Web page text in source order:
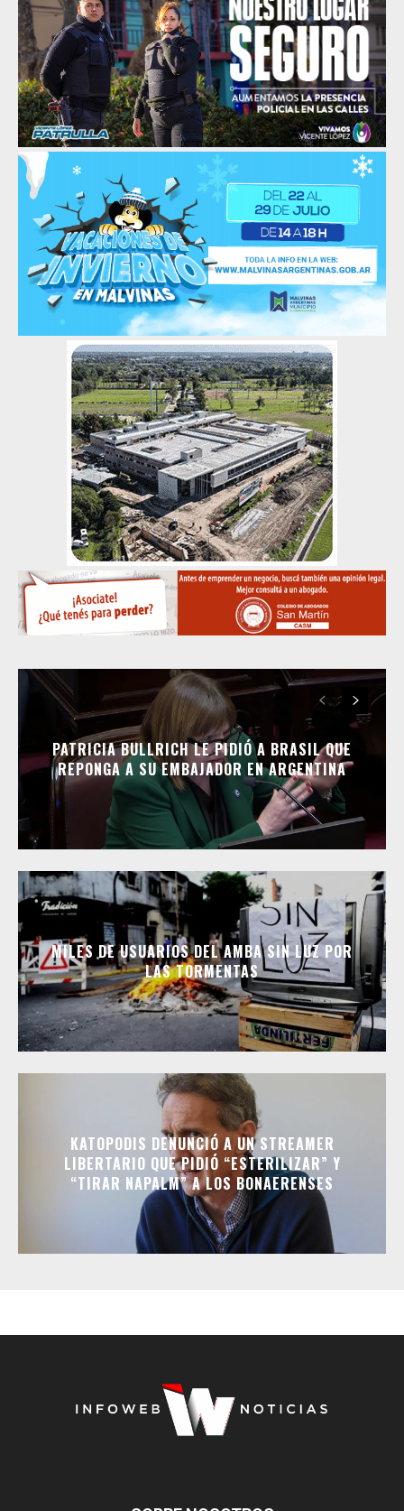
PATRICIA BULLRICH LE PIDIÓ A BRASIL QUE
REPONGA A SU EMBAJADOR EN ARGENTINA
MILES DE USUARIOS DEL AMBA SIN LUZ POR
LAS TORMENTAS
KATOPODIS DENUNCIÓ A UN STREAMER
LIBERTARIO QUE PIDIÓ “ESTERILIZAR” Y
“TIRAR NAPALM” A LOS BONAERENSES